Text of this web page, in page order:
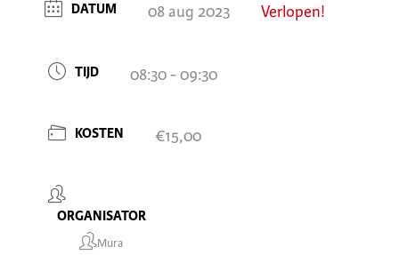
DATUM 08 aug 2023 Verlopen!
TIJD 08:30 - 09:30
KOSTEN €15,00
ORGANISATOR
Mura